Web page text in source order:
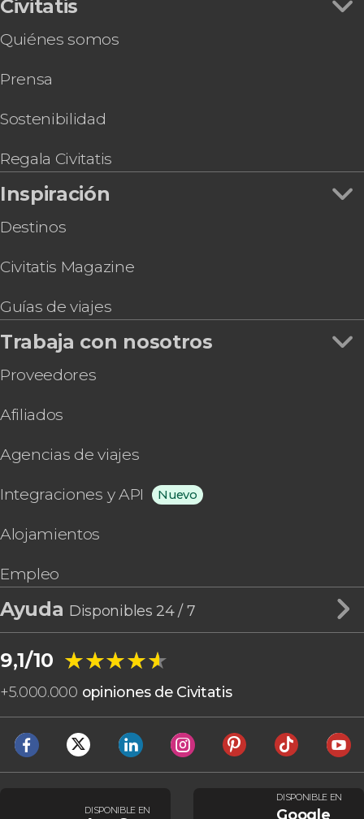
Clase de cocina balinesa
Traslado en barco a Nusa Lembongan y las islas
Buceo en Bali
Civitatis
Quiénes somos
Prensa
Sostenibilidad
Regala Civitatis
Inspiración
Destinos
Civitatis Magazine
Guías de viajes
Trabaja con nosotros
Proveedores
Afiliados
Agencias de viajes
Integraciones y API Nuevo
Alojamientos
Empleo
Ayuda Disponibles 24 / 7
9,1/10 ★★★★★
★★★★★
+5.000.000 opiniones de Civitatis
DISPONIBLE EN
DISPONIBLE EN
Google